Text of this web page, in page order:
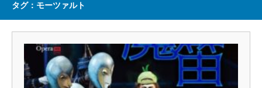
タグ：モーツァルト